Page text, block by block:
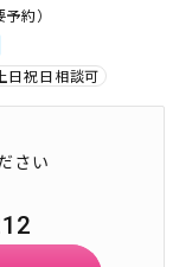
約）
日祝日相談可
さい